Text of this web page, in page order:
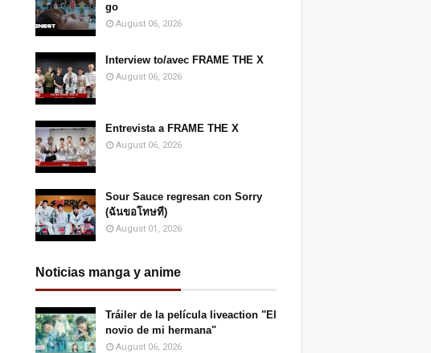
go
August 06, 2026
Interview to/avec FRAME THE X
August 06, 2026
Entrevista a FRAME THE X
August 06, 2026
Sour Sauce regresan con Sorry
(ฉันขอโทษที)
August 01, 2026
Noticias manga y anime
Tráiler de la película liveaction "El
novio de mi hermana"
August 06, 2026